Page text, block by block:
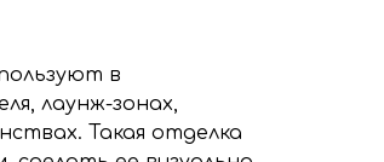
в
лаунж-зонах,
Такая отделка